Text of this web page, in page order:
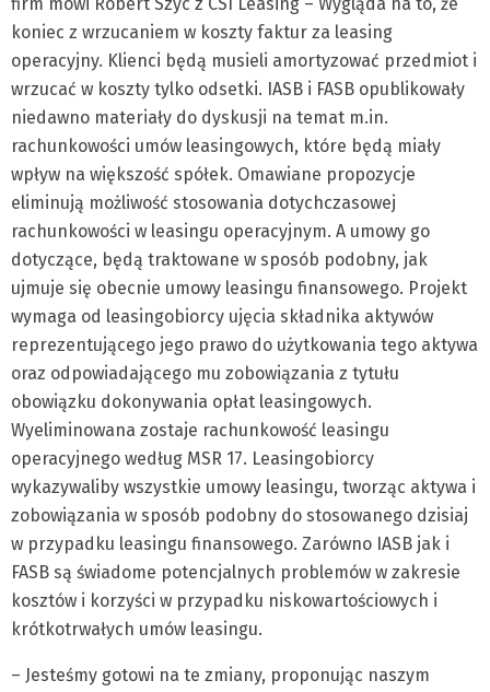
koniec z wrzucaniem w koszty faktur za leasing
operacyjny. Klienci będą musieli amortyzować przedmiot i
wrzucać w koszty tylko odsetki. IASB i FASB opublikowały
niedawno materiały do dyskusji na temat m.in.
rachunkowości umów leasingowych, które będą miały
wpływ na większość spółek. Omawiane propozycje
eliminują możliwość stosowania dotychczasowej
rachunkowości w leasingu operacyjnym. A umowy go
dotyczące, będą traktowane w sposób podobny, jak
ujmuje się obecnie umowy leasingu finansowego. Projekt
wymaga od leasingobiorcy ujęcia składnika aktywów
reprezentującego jego prawo do użytkowania tego aktywa
oraz odpowiadającego mu zobowiązania z tytułu
obowiązku dokonywania opłat leasingowych.
Wyeliminowana zostaje rachunkowość leasingu
operacyjnego według MSR 17. Leasingobiorcy
wykazywaliby wszystkie umowy leasingu, tworząc aktywa i
zobowiązania w sposób podobny do stosowanego dzisiaj
w przypadku leasingu finansowego. Zarówno IASB jak i
FASB są świadome potencjalnych problemów w zakresie
kosztów i korzyści w przypadku niskowartościowych i
krótkotrwałych umów leasingu.
– Jesteśmy gotowi na te zmiany, proponując naszym